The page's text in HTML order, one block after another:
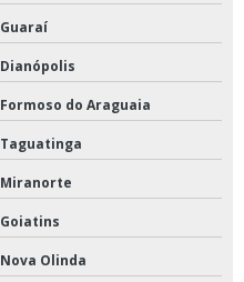
Guaraí
Dianópolis
Formoso do Araguaia
Taguatinga
Miranorte
Goiatins
Nova Olinda